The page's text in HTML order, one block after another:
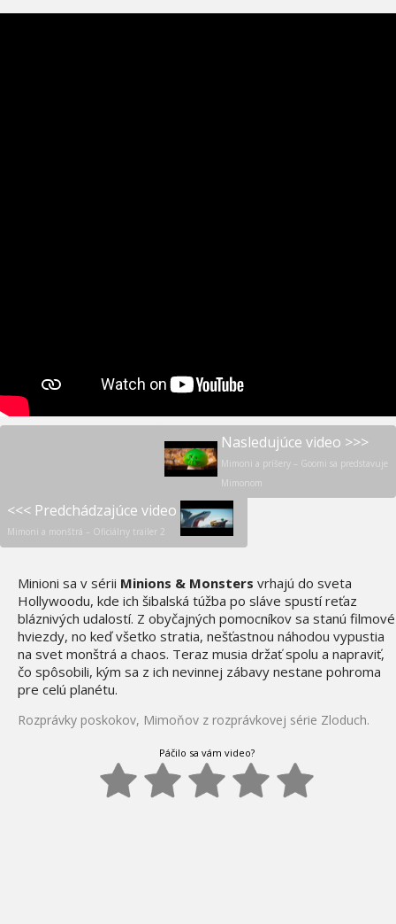
Nasledujúce video >>>
Mimoni a príšery – Goomi sa predstavuje
Mimonom
<<< Predchádzajúce video
Mimoni a monštrá – Oficiálny trailer 2
Minioni sa v sérii Minions & Monsters vrhajú do sveta
Hollywoodu, kde ich šibalská túžba po sláve spustí reťaz
bláznivých udalostí. Z obyčajných pomocníkov sa stanú filmové
hviezdy, no keď všetko stratia, nešťastnou náhodou vypustia
na svet monštrá a chaos. Teraz musia držať spolu a napraviť,
čo spôsobili, kým sa z ich nevinnej zábavy nestane pohroma
pre celú planétu.
Rozprávky poskokov, Mimoňov z rozprávkovej série Zloduch.
Páčilo sa vám video?